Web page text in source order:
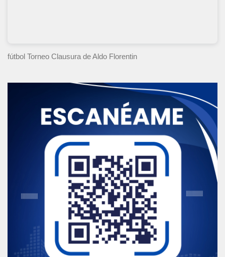
fútbol Torneo Clausura de Aldo Florentin